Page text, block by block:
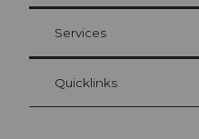
Gästekarte Luzern
Ihre Vorteile als Übernachtungsgast
Services
Quicklinks